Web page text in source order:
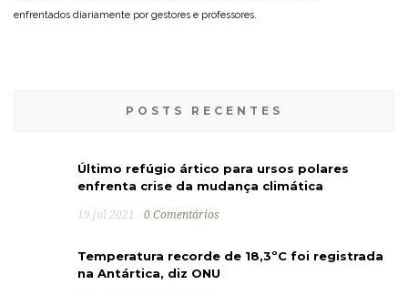
enfrentados diariamente por gestores e professores.
POSTS RECENTES
Último refúgio ártico para ursos polares
enfrenta crise da mudança climática
19 jul 2021 0 Comentários
Temperatura recorde de 18,3ºC foi registrada
na Antártica, diz ONU